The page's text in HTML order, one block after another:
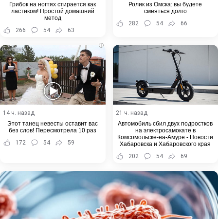
Грибок на ногтях стирается как
ластиком! Простой домашний
метод
266
54 63
Ролик из Омска: вы будете
смеяться долго
282
54 66
i
14 ч. назад
Этот танец невесты оставит вас
без слов! Пересмотрела 10 раз
172
54 59
21 ч. назад
Автомобиль сбил двух подростков
на электросамокате в
Комсомольске-на-Амуре - Новости
Хабаровска и Хабаровского края
202
54 69